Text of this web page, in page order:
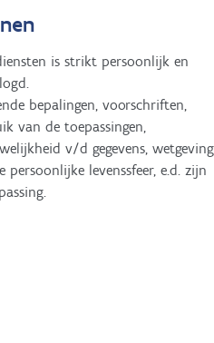
is strikt persoonlijk en
bepalingen, voorschriften,
van de toepassingen,
v/d gegevens, wetgeving
levenssfeer, e.d. zijn